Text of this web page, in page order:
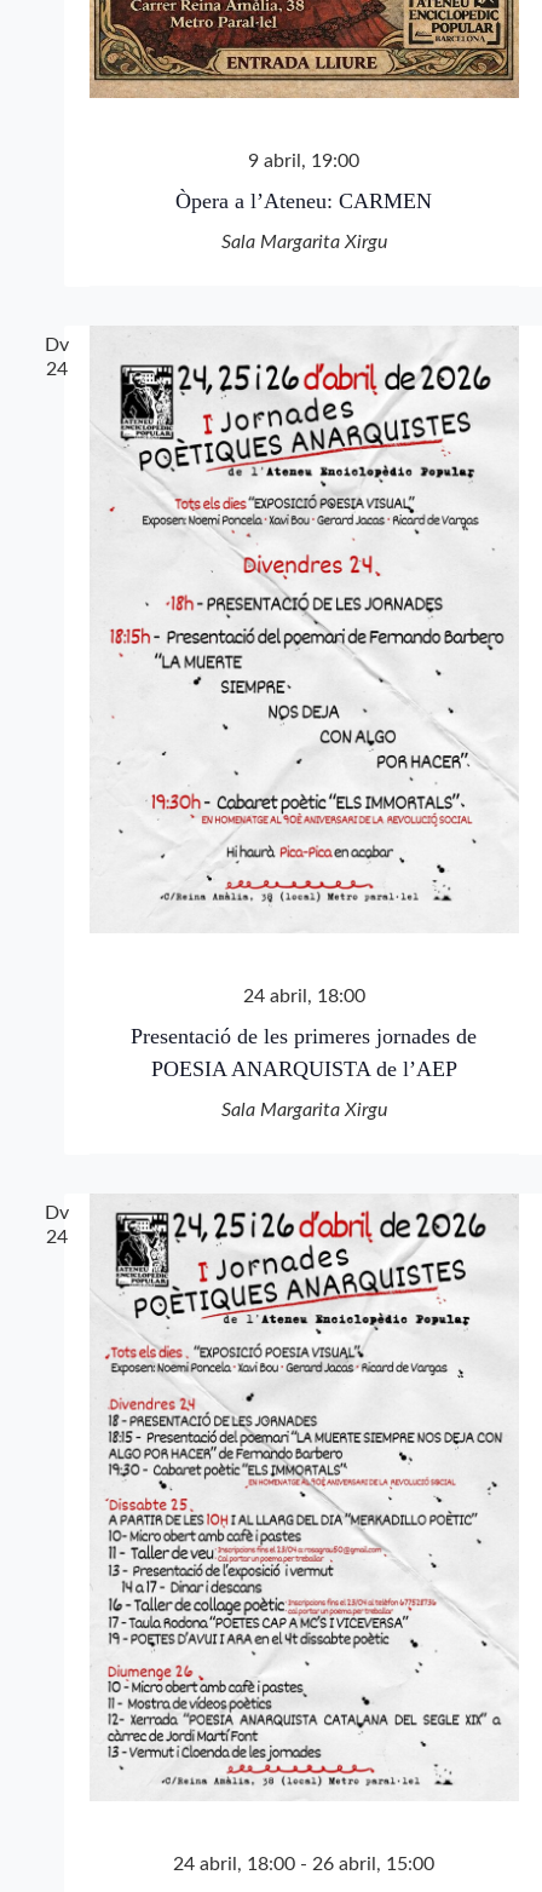
9 abril, 19:00
Òpera a l’Ateneu: CARMEN
Sala Margarita Xirgu
Dv
24
24 abril, 18:00
Presentació de les primeres jornades de
POESIA ANARQUISTA de l’AEP
Sala Margarita Xirgu
Dv
24
24 abril, 18:00 - 26 abril, 15:00